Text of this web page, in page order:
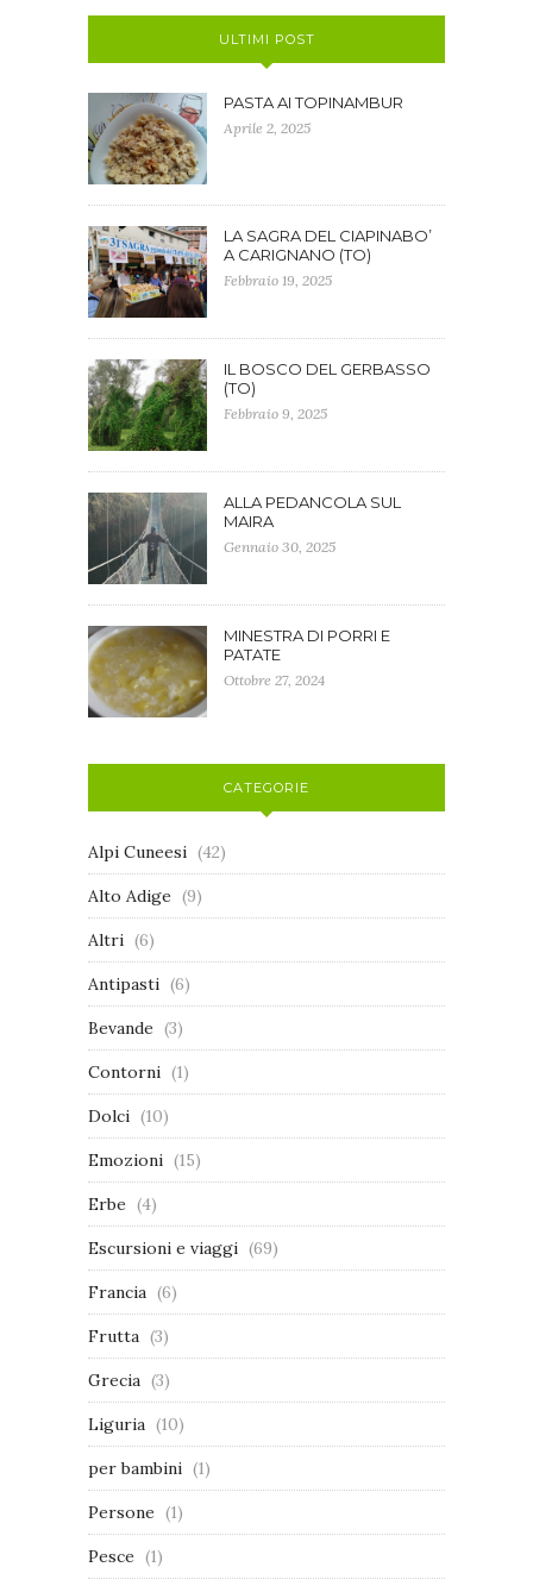
ULTIMI POST
PASTA AI TOPINAMBUR
Aprile 2, 2025
LA SAGRA DEL CIAPINABO’
A CARIGNANO (TO)
Febbraio 19, 2025
IL BOSCO DEL GERBASSO
(TO)
Febbraio 9, 2025
ALLA PEDANCOLA SUL
MAIRA
Gennaio 30, 2025
MINESTRA DI PORRI E
PATATE
Ottobre 27, 2024
CATEGORIE
Alpi Cuneesi (42)
Alto Adige (9)
Altri (6)
Antipasti (6)
Bevande (3)
Contorni (1)
Dolci (10)
Emozioni (15)
Erbe (4)
Escursioni e viaggi (69)
Francia (6)
Frutta (3)
Grecia (3)
Liguria (10)
per bambini (1)
Persone (1)
Pesce (1)